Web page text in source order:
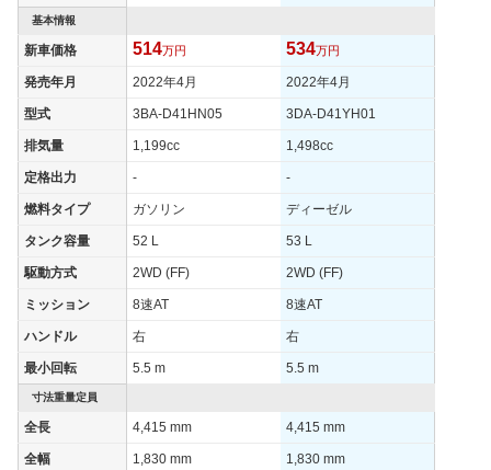
タイヤサイズ
(後)
街地)
16.8km/L 14.5km/L
WLTCモード(郊
外)
WLTCモード(高
23.9km/L 19.9km/L
装備オプション
基本情報
新車価格 514万円 534万円
発売年月 2022年4月 2022年4月
型式 3BA-D41HN05 3DA-D41YH01
排気量 1,199cc 1,498cc
定格出力 - -
燃料タイプ ガソリン ディーゼル
タンク容量 52 L 53 L
駆動方式 2WD (FF) 2WD (FF)
ミッション 8速AT 8速AT
ハンドル 右 右
最小回転 5.5 m 5.5 m
寸法重量定員
全長 4,415 mm 4,415 mm
全幅 1,830 mm 1,830 mm